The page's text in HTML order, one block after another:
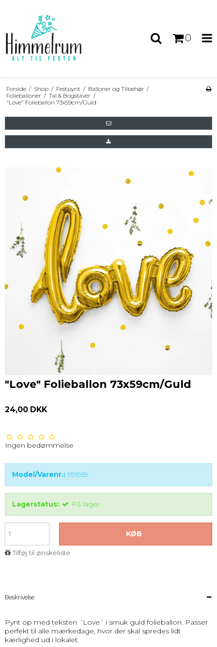
0
Forside / Shop / Festpynt / Balloner og Tilbehør /
Folieballoner / Tal & Bogstaver /
"Love" Folieballon 73x59cm/Guld
"Love" Folieballon 73x59cm/Guld
24,00 DKK
Ingen bedømmelse
Model/Varenr.: 991959
Lagerstatus: På lager
KØB
Tilføj til ønskeliste
Beskrivelse
Pynt op med teksten ´Love´ i smuk guld folieballon. Passer
perfekt til alle mærkedage, hvor der skal spredes lidt
kærlighed ud i lokalet.